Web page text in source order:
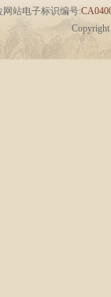
网站电子标识编号: